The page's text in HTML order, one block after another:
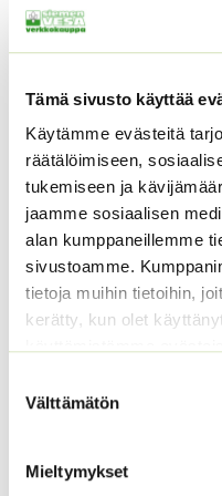
Tämä sivusto käyttää
Käytämme evästeitä
räätälöimiseen,
tukemiseen ja
jaamme sosiaalisen
alan kumppaneillemme
sivustoamme.
tietoja muihin tietoihin,
kerätty, kun olet
valinta
Välttämätön
Mieltymykset
Kiinanasteri Fan
vaaleansininen
2,90€ – 8,00€
2,90 €
-
8,00 €
Sisältää